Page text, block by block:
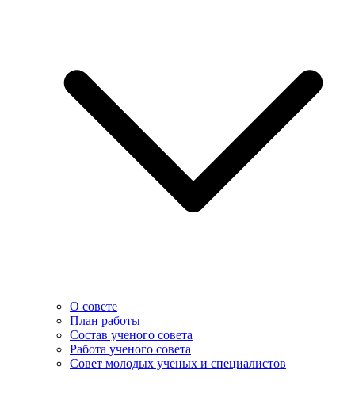
О совете
План работы
Состав ученого совета
Работа ученого совета
Совет молодых ученых и специалистов